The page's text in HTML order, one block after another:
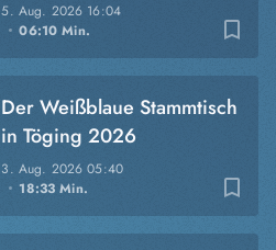
bookmark_border
5. Aug. 2026 16:04
06:10 Min.
bookmark_border
3. Aug. 202605:40
18:33 Min.
Der Weißblaue Stammtisch
in Töging 2026